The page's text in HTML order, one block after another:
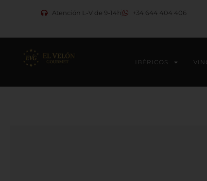
Atención L-V de 9-14h +34 644 404 406
IBÉRICOS